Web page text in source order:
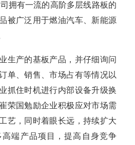
拥有一流的高阶多层线路板的
被广泛用于燃油汽车、新能源
产的基板产品，并仔细询问
单、销售、市场占有等情况以
抓住时机进行内部设备升级换
荣国勉励企业积极应对市场需
艺，同时着眼长远，持续扩大
端产品项目，提高自身竞争